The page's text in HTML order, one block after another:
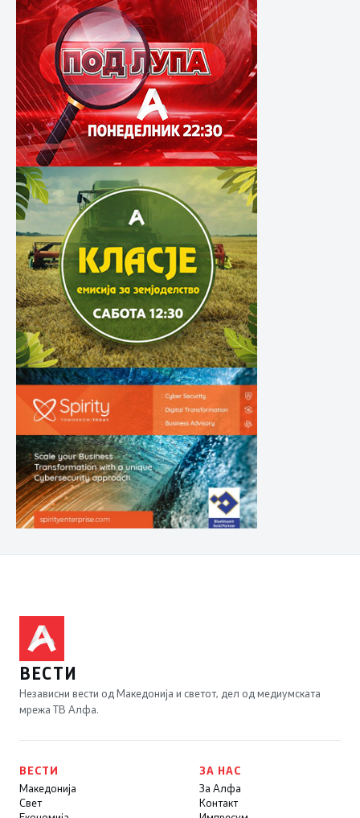
ВЕСТИ
Независни вести од Македонија и светот, дел од медиумската
мрежа ТВ Алфа.
ВЕСТИ
Македонија
Свет
ЗА НАС
За Алфа
Контакт